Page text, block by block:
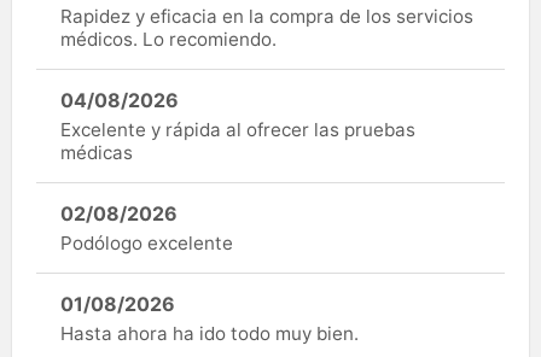
Rapidez y eficacia en la compra de los servicios
médicos. Lo recomiendo.
04/08/2026
Excelente y rápida al ofrecer las pruebas
médicas
02/08/2026
Podólogo excelente
01/08/2026
Hasta ahora ha ido todo muy bien.